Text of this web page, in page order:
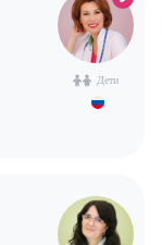
Дети